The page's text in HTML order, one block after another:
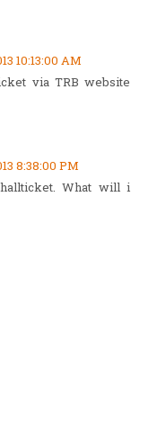
10:13:00 AM
via TRB website
8:38:00 PM
What will i